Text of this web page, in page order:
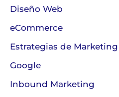
Diseño Web
eCommerce
Estrategias de Marketing
Google
Inbound Marketing